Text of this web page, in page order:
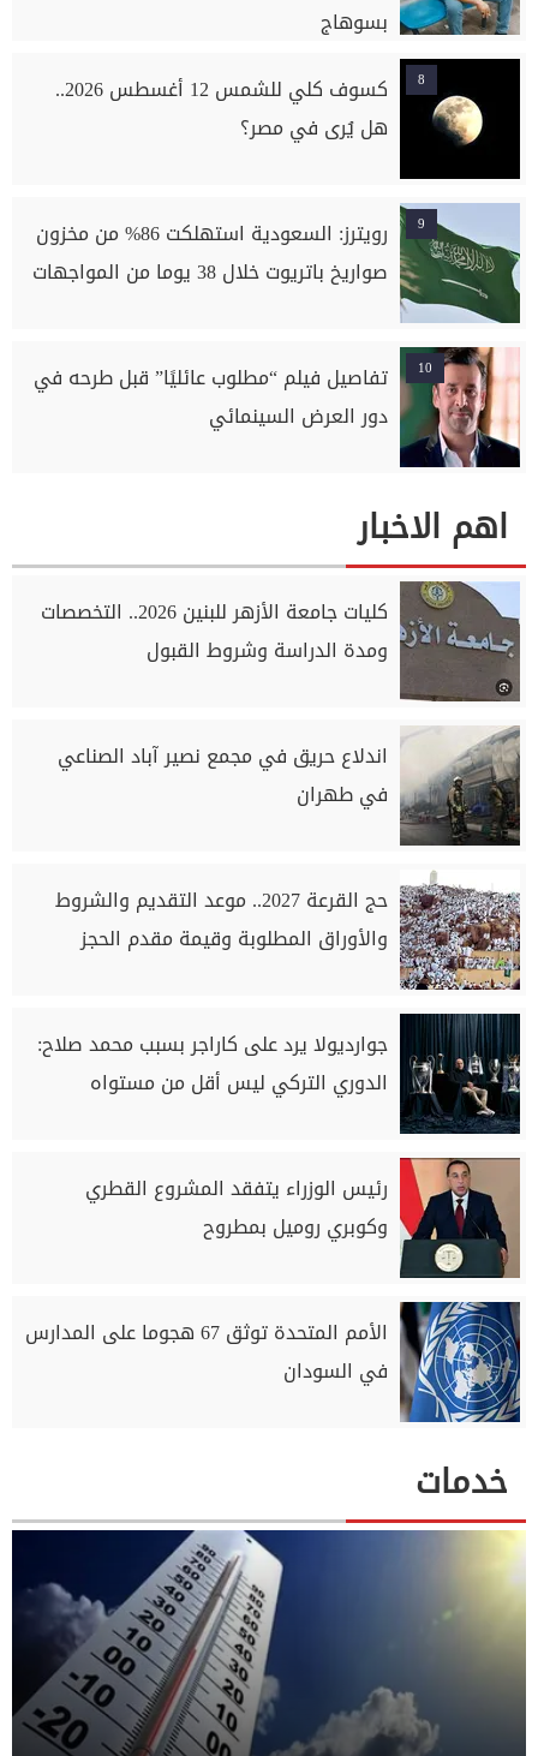
بسوهاج
8
كسوف كلي للشمس 12 أغسطس 2026..
هل يُرى في مصر؟
9
رويترز: السعودية استهلكت 86% من مخزون
صواريخ باتريوت خلال 38 يوما من المواجهات
10
تفاصيل فيلم “مطلوب عائليًا” قبل طرحه في
دور العرض السينمائي
اهم الاخبار
كليات جامعة الأزهر للبنين 2026.. التخصصات
ومدة الدراسة وشروط القبول
اندلاع حريق في مجمع نصير آباد الصناعي
في طهران
حج القرعة 2027.. موعد التقديم والشروط
والأوراق المطلوبة وقيمة مقدم الحجز
جوارديولا يرد على كاراجر بسبب محمد صلاح:
الدوري التركي ليس أقل من مستواه
رئيس الوزراء يتفقد المشروع القطري
وكوبري روميل بمطروح
الأمم المتحدة توثق 67 هجوما على المدارس
في السودان
خدمات